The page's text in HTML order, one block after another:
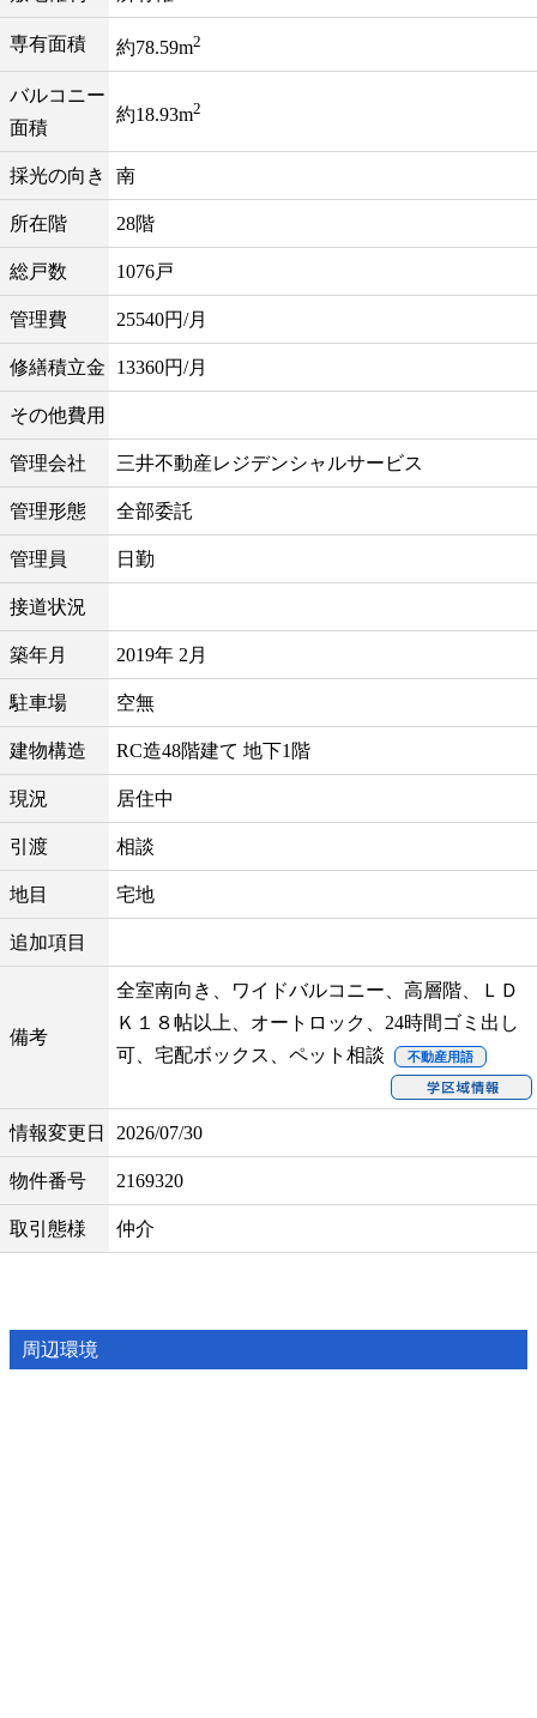
専有面積 約78.59m2
バルコニー
面積
約18.93m2
採光の向き 南
所在階 28階
総戸数 1076戸
管理費 25540円/月
修繕積立金 13360円/月
その他費用
管理会社 三井不動産レジデンシャルサービス
管理形態 全部委託
管理員 日勤
接道状況
築年月 2019年 2月
駐車場 空無
建物構造 RC造48階建て 地下1階
現況 居住中
引渡 相談
地目 宅地
追加項目
備考
全室南向き、ワイドバルコニー、高層階、ＬＤ
Ｋ１８帖以上、オートロック、24時間ゴミ出し
可、宅配ボックス、ペット相談
不動産用語
情報変更日 2026/07/30
物件番号 2169320
取引態様 仲介
周辺環境